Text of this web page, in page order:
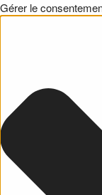
Gérer le